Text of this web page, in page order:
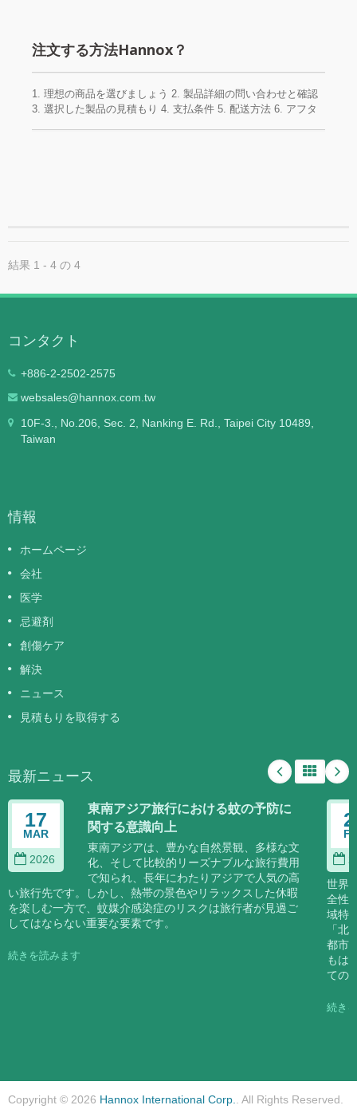
注文する方法Hannox？
1. 理想の商品を選びましょう 2. 製品詳細の問い合わせと確認
3. 選択した製品の見積もり 4. 支払条件 5. 配送方法 6. アフタ
結果 1 - 4 の 4
コンタクト
+886-2-2502-2575
websales@hannox.com.tw
10F-3., No.206, Sec. 2, Nanking E. Rd., Taipei City 10489,
Taiwan
情報
ホームページ
会社
医学
忌避剤
創傷ケア
解決
ニュース
見積もりを取得する
最新ニュース
17
MAR
2026
東南アジア旅行における蚊の予防に
関する意識向上
東南アジアは、豊かな自然景観、多様な文
化、そして比較的リーズナブルな旅行費用
で知られ、長年にわたりアジアで人気の高
い旅行先です。しかし、熱帯の景色やリラックスした休暇
を楽しむ一方で、蚊媒介感染症のリスクは旅行者が見過ご
してはならない重要な要素です。
続きを読みます
世界
全性
域特
「北
都市
もは
ての
続き
Copyright © 2026 Hannox International Corp.. All Rights Reserved.